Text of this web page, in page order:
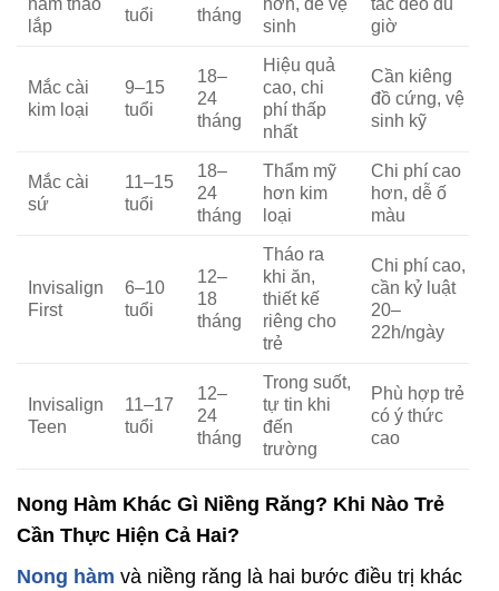
lắp
tuổi
tháng
sinh
giờ
Mắc cài
kim loại
9–15
tuổi
18–
24
tháng
Hiệu quả
cao, chi
phí thấp
nhất
Cần kiêng
đồ cứng, vệ
sinh kỹ
Mắc cài
sứ
11–15
tuổi
18–
24
tháng
Thẩm mỹ
hơn kim
loại
Chi phí cao
hơn, dễ ố
màu
Invisalign
First
6–10
tuổi
12–
18
tháng
Tháo ra
khi ăn,
thiết kế
riêng cho
trẻ
Chi phí cao,
cần kỷ luật
20–
22h/ngày
Invisalign
Teen
11–17
tuổi
12–
24
tháng
Trong suốt,
tự tin khi
đến
trường
Phù hợp trẻ
có ý thức
cao
Nong Hàm Khác Gì Niềng Răng? Khi Nào Trẻ
Cần Thực Hiện Cả Hai?
Nong hàm và niềng răng là hai bước điều trị khác